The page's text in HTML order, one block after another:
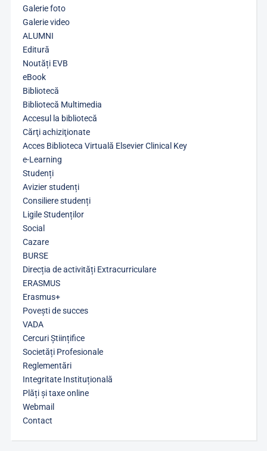
Galerie foto
Galerie video
ALUMNI
Editură
Noutăți EVB
eBook
Bibliotecă
Bibliotecă Multimedia
Accesul la bibliotecă
Cărţi achiziţionate
Acces Biblioteca Virtuală Elsevier Clinical Key
e-Learning
Studenți
Avizier studenți
Consiliere studenți
Ligile Studenților
Social
Cazare
BURSE
Direcția de activități Extracurriculare
ERASMUS
Erasmus+
Povești de succes
VADA
Cercuri Științifice
Societăți Profesionale
Reglementări
Integritate Instituțională
Plăți și taxe online
Webmail
Contact